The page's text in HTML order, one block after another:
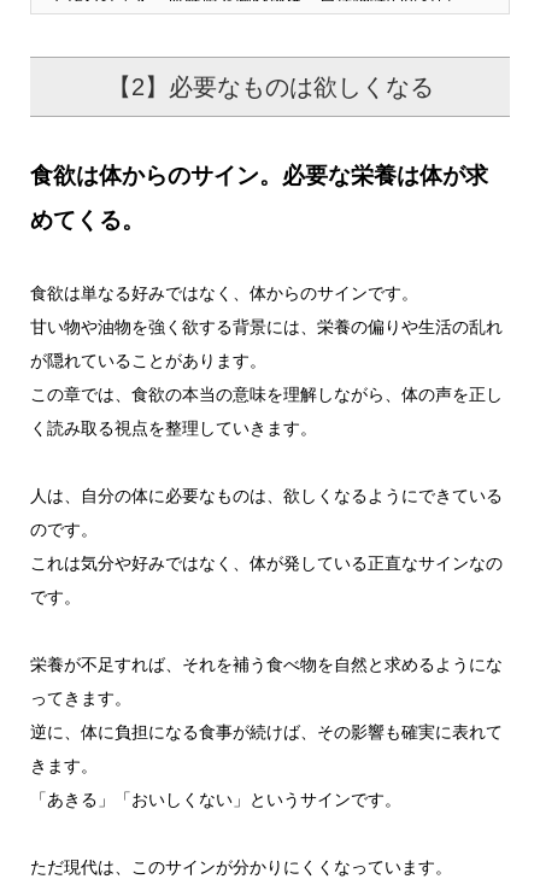
【2】必要なものは欲しくなる
食欲は体からのサイン。必要な栄養は体が求
めてくる。
食欲は単なる好みではなく、体からのサインです。
甘い物や油物を強く欲する背景には、栄養の偏りや生活の乱れ
が隠れていることがあります。
この章では、食欲の本当の意味を理解しながら、体の声を正し
く読み取る視点を整理していきます。
人は、自分の体に必要なものは、欲しくなるようにできている
のです。
これは気分や好みではなく、体が発している正直なサインなの
です。
栄養が不足すれば、それを補う食べ物を自然と求めるようにな
ってきます。
逆に、体に負担になる食事が続けば、その影響も確実に表れて
きます。
「あきる」「おいしくない」というサインです。
ただ現代は、このサインが分かりにくくなっています。